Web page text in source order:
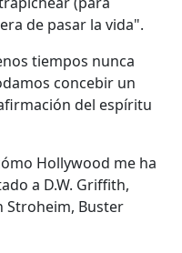
de pasar la vida".
tiempos nunca
concebir un
del espíritu
Hollywood me ha
a D.W. Griffith,
Stroheim, Buster